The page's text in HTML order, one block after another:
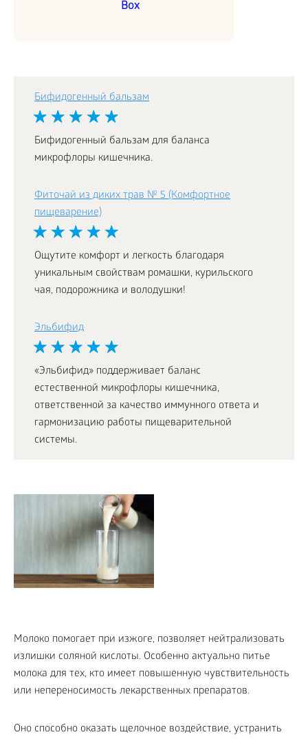
Box
Бифидогенный бальзам
Бифидогенный бальзам для баланса
микрофлоры кишечника.
Фиточай из диких трав № 5 (Комфортное
пищеварение)
Ощутите комфорт и легкость благодаря
уникальным свойствам ромашки, курильского
чая, подорожника и володушки!
Эльбифид
«Эльбифид» поддерживает баланс
естественной микрофлоры кишечника,
ответственной за качество иммунного ответа и
гармонизацию работы пищеварительной
системы.
Молоко помогает при изжоге, позволяет нейтрализовать
излишки соляной кислоты. Особенно актуально питье
молока для тех, кто имеет повышенную чувствительность
или непереносимость лекарственных препаратов.
Оно способно оказать щелочное воздействие, устранить